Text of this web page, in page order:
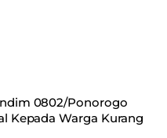
0802/Ponorogo
Kepada Warga Kurang